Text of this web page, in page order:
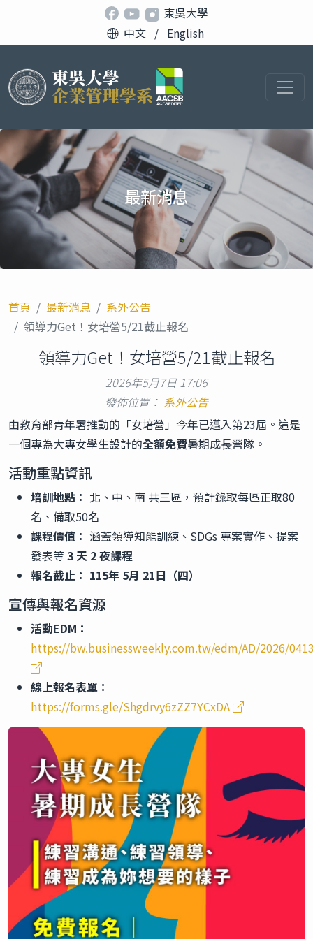
東吳大學
中文 / English
最新消息
首頁 最新消息
系外公告
領導力Get！女培營5/21截止報名
領導力Get！女培營5/21截止報名
2026年5月7日 17:06
發佈位置： 系外公告
由教育部青年署推動的「女培營」今年已邁入第23屆。這是
一個專為大專女學生設計的全額免費暑期成長營隊。
活動重點資訊
培訓地點： 北、中、南 共三區，預計錄取每區正取80
名、備取50名
課程價值： 涵蓋領導知能訓練、SDGs 專案實作、提案
發表等3 天 2 夜課程
報名截止： 115年 5月 21日（四）
宣傳與報名資源
活動EDM：
https://bw.businessweekly.com.tw/edm/AD/2026/
線上報名表單：
https://forms.gle/Shgdrvy6zZZ7YCxDA